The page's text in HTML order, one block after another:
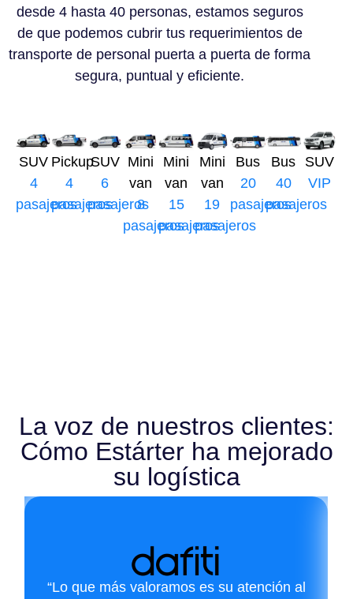
desde 4 hasta 40 personas, estamos seguros
de que podemos cubrir tus requerimientos de
transporte de personal puerta a puerta de forma
segura, puntual y eficiente.
SUV
4
pasajeros
Pickup
4
pasajeros
SUV
6
pasajeros
Mini
van
8
pasajeros
Mini
van
15
pasajeros
Mini
van
19
pasajeros
Bus
20
pasajeros
Bus
40
pasajeros
SUV
VIP
La voz de nuestros clientes:
Cómo Estárter ha mejorado
su logística
“Lo que más valoramos es su atención al